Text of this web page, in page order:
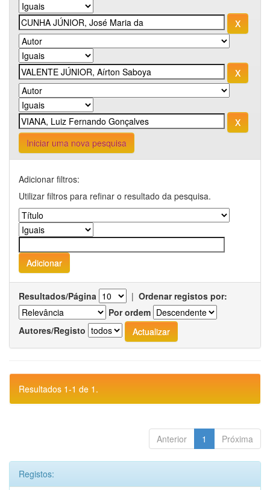
Iniciar uma nova pesquisa
Adicionar filtros:
Utilizar filtros para refinar o resultado da pesquisa.
Resultados/Página | Ordenar registos por:
Por ordem
Autores/Registo
Resultados 1-1 de 1.
Anterior 1 Próxima
Registos: